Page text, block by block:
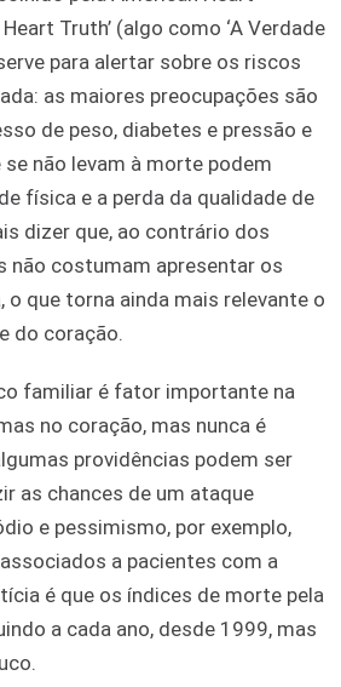
Truth’ (algo como ‘A Verdade
para alertar sobre os riscos
as maiores preocupações são
de peso, diabetes e pressão e
não levam à morte podem
física e a perda da qualidade de
dizer que, ao contrário dos
não costumam apresentar os
o que torna ainda mais relevante o
do coração.
familiar é fator importante na
no coração, mas nunca é
providências podem ser
as chances de um ataque
e pessimismo, por exemplo,
a pacientes com a
é que os índices de morte pela
a cada ano, desde 1999, mas